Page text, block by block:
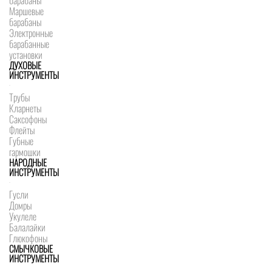
Маршевые
барабаны
Электронные
барабанные
установки
ДУХОВЫЕ
ИНСТРУМЕНТЫ
Трубы
Кларнеты
Саксофоны
Флейты
Губные
гармошки
НАРОДНЫЕ
ИНСТРУМЕНТЫ
Гусли
Домры
Укулеле
Балалайки
Глюкофоны
СМЫЧКОВЫЕ
ИНСТРУМЕНТЫ